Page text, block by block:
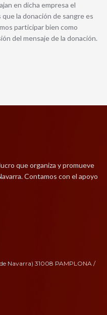
en dicha empresa el
la donación de sangre es
participar bien como
del mensaje de la donación.
que organiza y promueve
Contamos con el apoyo
Navarra) 31008 PAMPLONA /